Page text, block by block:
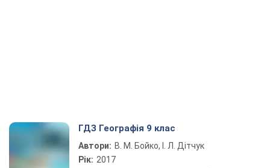
ГДЗ Географія 9 клас
Автори: В. М. Бойко, І. Л. Дітчук
Рік: 2017